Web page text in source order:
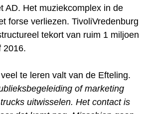
AD. Het muziekcomplex in de
forse verliezen. TivoliVredenburg
tekort van ruim 1 miljoen
2016.
te leren valt van de Efteling.
of marketing
uitwisselen. Het contact is